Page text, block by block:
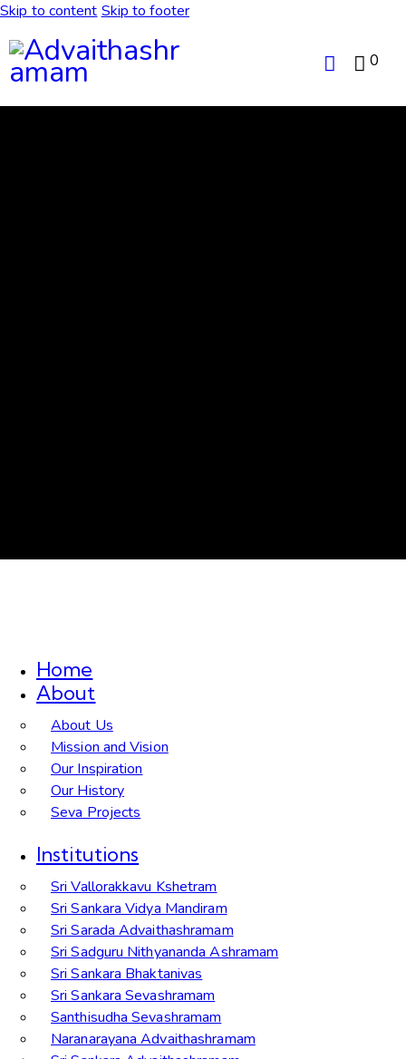
Skip to content Skip to footer
0
Home
About
About Us
Mission and Vision
Our Inspiration
Our History
Seva Projects
Institutions
Sri Vallorakkavu Kshetram
Sri Sankara Vidya Mandiram
Sri Sarada Advaithashramam
Sri Sadguru Nithyananda Ashramam
Sri Sankara Bhaktanivas
Sri Sankara Sevashramam
Santhisudha Sevashramam
Naranarayana Advaithashramam